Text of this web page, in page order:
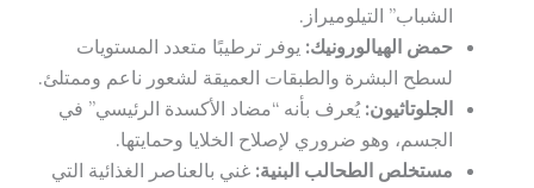
الشباب” التيلوميراز.
حمض الهيالورونيك:يوفر ترطيبًا متعدد المستويات
لسطح البشرة والطبقات العميقة لشعور ناعم وممتلئ.
الجلوتاثيون:يُعرف بأنه “مضاد الأكسدة الرئيسي” في
الجسم، وهو ضروري لإصلاح الخلايا وحمايتها.
مستخلص الطحالب البنية:غني بالعناصر الغذائية التي